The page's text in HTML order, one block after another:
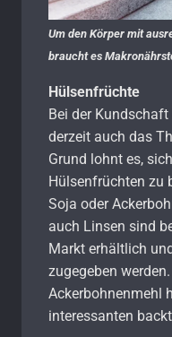
Um den Körper mit
braucht es
Hülsenfrüchte
Bei der
derzeit auch das
Grund lohnt es,
Hülsenfrüchten zu
Soja oder
auch Linsen sind
Markt erhältlich
zugegeben
Ackerbohnenmehl
interessanten